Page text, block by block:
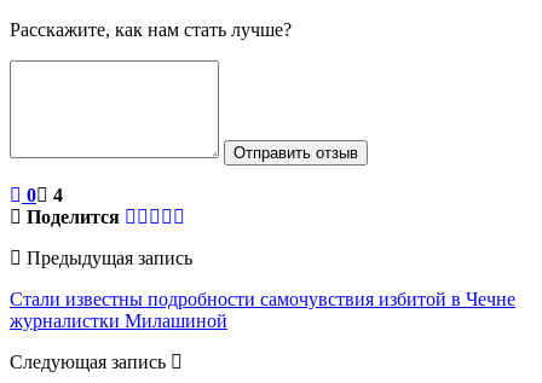
Расскажите, как нам стать лучше?
Отправить отзыв
0
4
Поделится
Предыдущая запись
Стали известны подробности самочувствия избитой в Чечне
журналистки Милашиной
Следующая запись